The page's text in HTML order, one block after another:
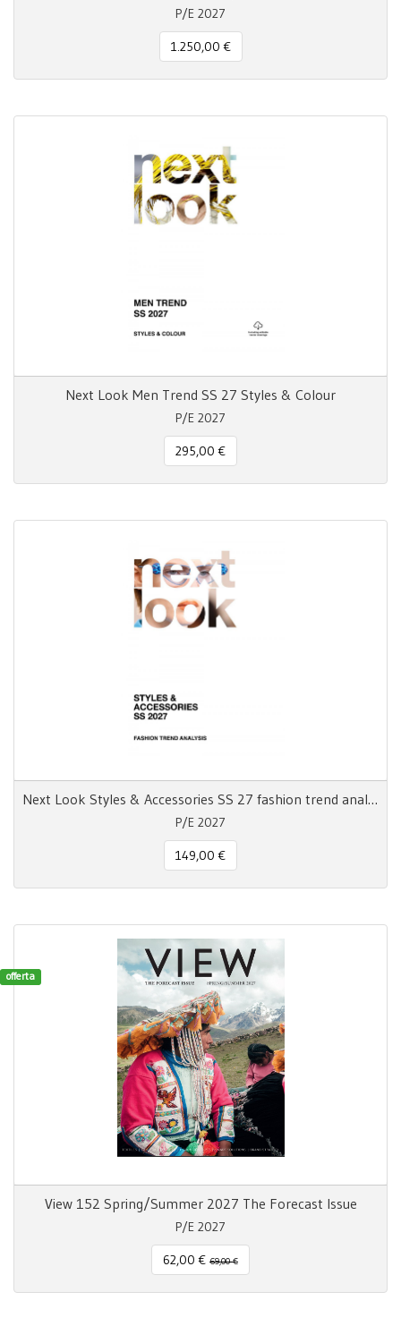
P/E 2027
1.250,00 €
Next Look Men Trend SS 27 Styles & Colour
P/E 2027
295,00 €
Next Look Styles & Accessories SS 27 fashion trend analysis
P/E 2027
149,00 €
offerta
View 152 Spring/Summer 2027 The Forecast Issue
P/E 2027
62,00 € 69,00 €